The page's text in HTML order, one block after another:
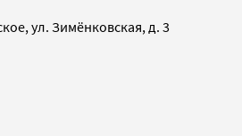
ул. Зимёнковская, д. 3